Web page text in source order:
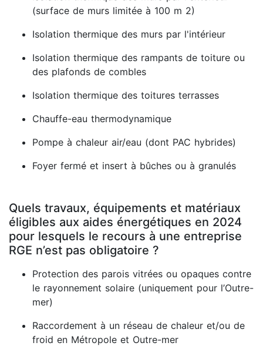
(surface de murs limitée à 100 m 2)
Isolation thermique des murs par l'intérieur
Isolation thermique des rampants de toiture ou
des plafonds de combles
Isolation thermique des toitures terrasses
Chauffe-eau thermodynamique
Pompe à chaleur air/eau (dont PAC hybrides)
Foyer fermé et insert à bûches ou à granulés
Quels travaux, équipements et matériaux
éligibles aux aides énergétiques en 2024
pour lesquels le recours à une entreprise
RGE n’est pas obligatoire ?
Protection des parois vitrées ou opaques contre
le rayonnement solaire (uniquement pour l’Outre-
mer)
Raccordement à un réseau de chaleur et/ou de
froid en Métropole et Outre-mer